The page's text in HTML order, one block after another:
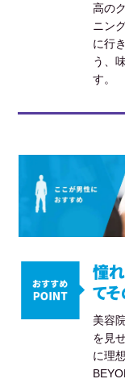
高の
ニン
に行
う、
す。
憧
てそ
美容
を見
に理